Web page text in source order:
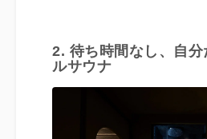
2. 待ち時間なし、自
ルサウナ